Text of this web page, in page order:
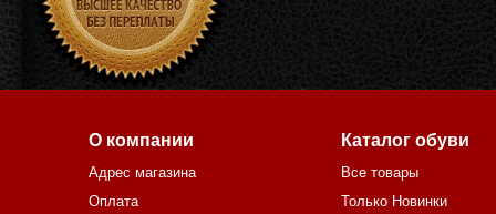
О компании
Адрес магазина
Оплата
Каталог обуви
Все товары
Только Новинки